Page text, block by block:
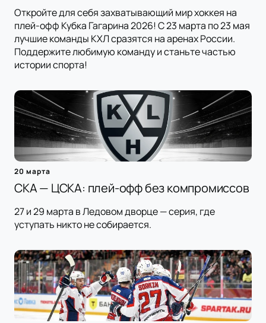
Откройте для себя захватывающий мир хоккея на
плей-офф Кубка Гагарина 2026! С 23 марта по 23 мая
лучшие команды КХЛ сразятся на аренах России.
Поддержите любимую команду и станьте частью
истории спорта!
20 марта
СКА — ЦСКА: плей-офф без компромиссов
27 и 29 марта в Ледовом дворце — серия, где
уступать никто не собирается.